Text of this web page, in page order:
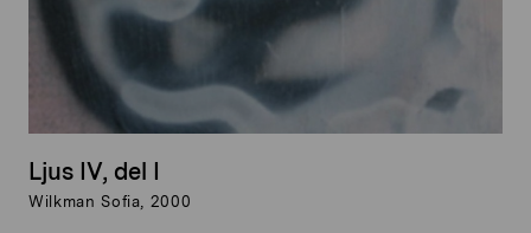
Ljus IV, del I
Wilkman Sofia, 2000